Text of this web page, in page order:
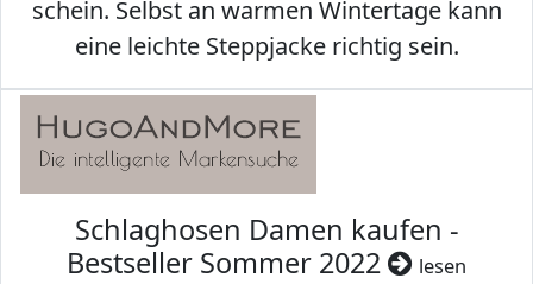
schein. Selbst an warmen Wintertage kann
eine leichte Steppjacke richtig sein.
Schlaghosen Damen kaufen -
Bestseller Sommer 2022
lesen